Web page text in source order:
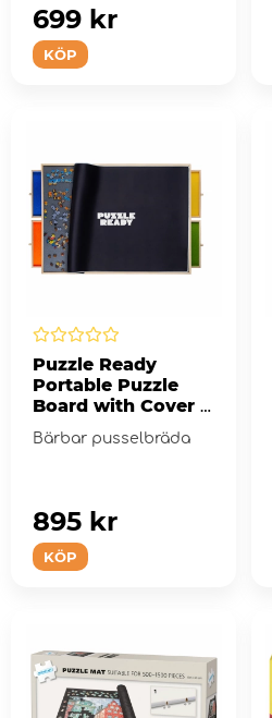
KÖP
699 kr
Puzzle Ready
Portable Puzzle
Board with Cover &
Storage Trays -
1000 bitar
Bärbar pusselbräda
KÖP
895 kr